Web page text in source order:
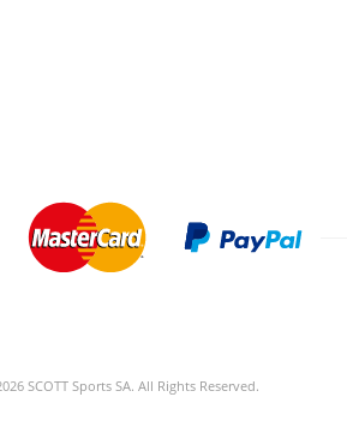
SCOTT Sports SA. All Rights Reserved.